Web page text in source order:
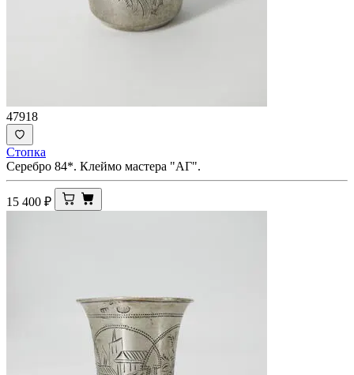
47918
Стопка
Серебро 84*. Клеймо мастера "АГ".
15 400 ₽